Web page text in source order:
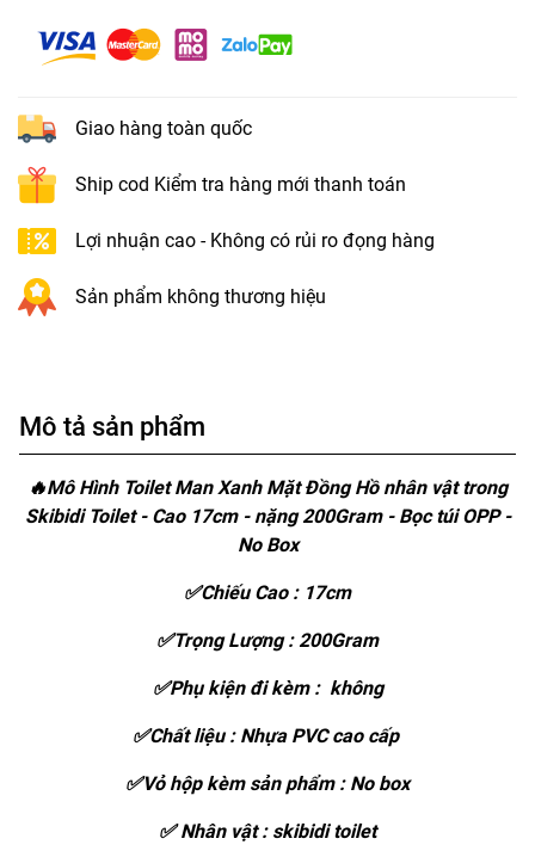
Giao hàng toàn quốc
Ship cod Kiểm tra hàng mới thanh toán
Lợi nhuận cao - Không có rủi ro đọng hàng
Sản phẩm không thương hiệu
Mô tả sản phẩm
🔥Mô Hình Toilet Man Xanh Mặt Đồng Hồ nhân vật trong
Skibidi Toilet - Cao 17cm - nặng 200Gram - Bọc túi OPP -
No Box
✅Chiếu Cao : 17cm
✅Trọng Lượng : 200Gram
✅Phụ kiện đi kèm : không
✅Chất liệu : Nhựa PVC cao cấp
✅Vỏ hộp kèm sản phẩm : No box
✅ Nhân vật : skibidi toilet